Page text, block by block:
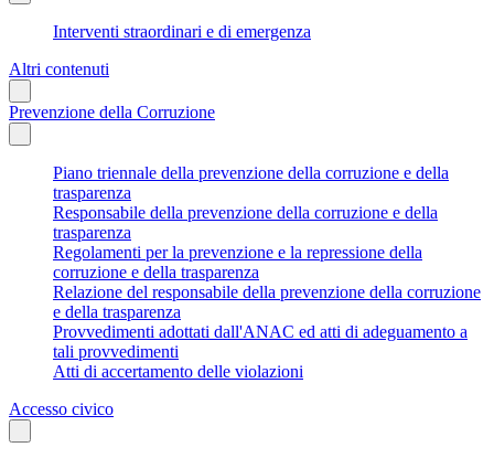
Interventi straordinari e di emergenza
Altri contenuti
Prevenzione della Corruzione
Piano triennale della prevenzione della corruzione e della
trasparenza
Responsabile della prevenzione della corruzione e della
trasparenza
Regolamenti per la prevenzione e la repressione della
corruzione e della trasparenza
Relazione del responsabile della prevenzione della corruzione
e della trasparenza
Provvedimenti adottati dall'ANAC ed atti di adeguamento a
tali provvedimenti
Atti di accertamento delle violazioni
Accesso civico